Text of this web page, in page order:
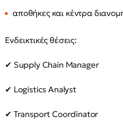
αποθήκες και κέντρα
Ενδεικτικές θέσεις:
✔ Supply Chain Manager
✔ Logistics Analyst
✔ Transport Coordinator